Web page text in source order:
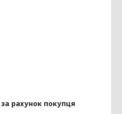
за рахунок покупця